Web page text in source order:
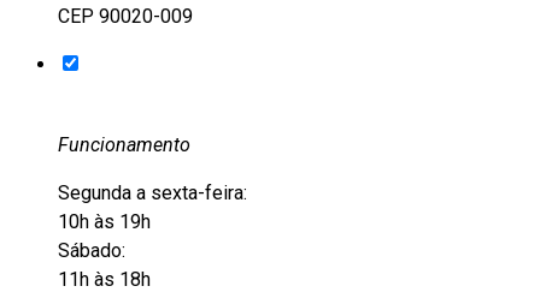
CEP 90020-009
Funcionamento
Segunda a sexta-feira:
10h às 19h
Sábado:
11h às 18h